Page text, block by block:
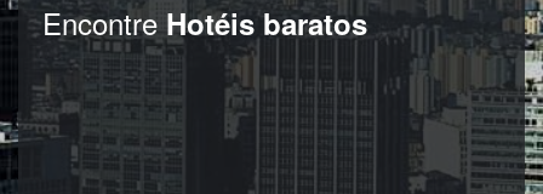
EncontreHotéis baratos